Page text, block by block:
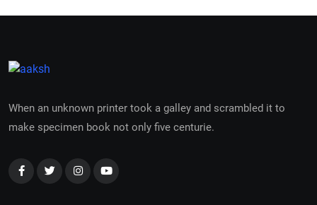
When an unknown printer took a galley and scrambled it to
make specimen book not only five centurie.